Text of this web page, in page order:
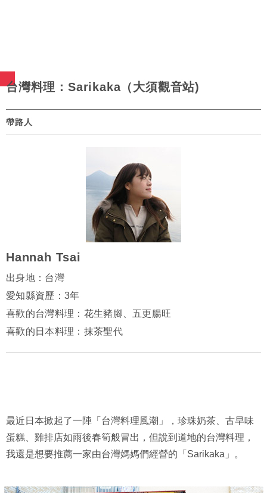
台灣料理：Sarikaka（大須觀音站)
帶路人
Hannah Tsai
出身地：台灣
愛知縣資歷：3年
喜歡的台灣料理：花生豬腳、五更腸旺
喜歡的日本料理：抹茶聖代
最近日本掀起了一陣「台灣料理風潮」，珍珠奶茶、古早味
蛋糕、雞排店如雨後春筍般冒出，但說到道地的台灣料理，
我還是想要推薦一家由台灣媽媽們經營的「Sarikaka」。